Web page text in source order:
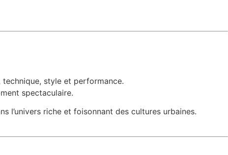
style et performance.
spectaculaire.
l’univers riche et foisonnant des cultures urbaines.